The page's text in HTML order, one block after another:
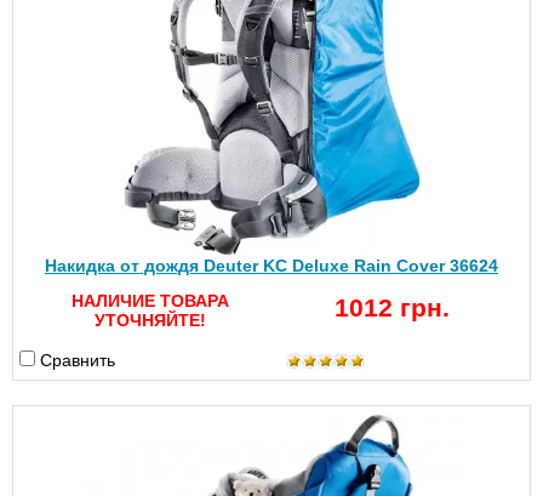
Накидка от дождя Deuter KC Deluxe Rain Cover 36624
НАЛИЧИЕ ТОВАРА
УТОЧНЯЙТЕ!
1012 грн.
Сравнить